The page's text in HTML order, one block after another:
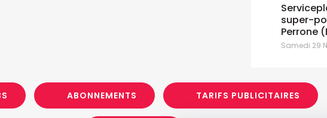
super-
Perrone
Samedi 29
ABONNEMENTS TARIFS PUBLICITAIRES